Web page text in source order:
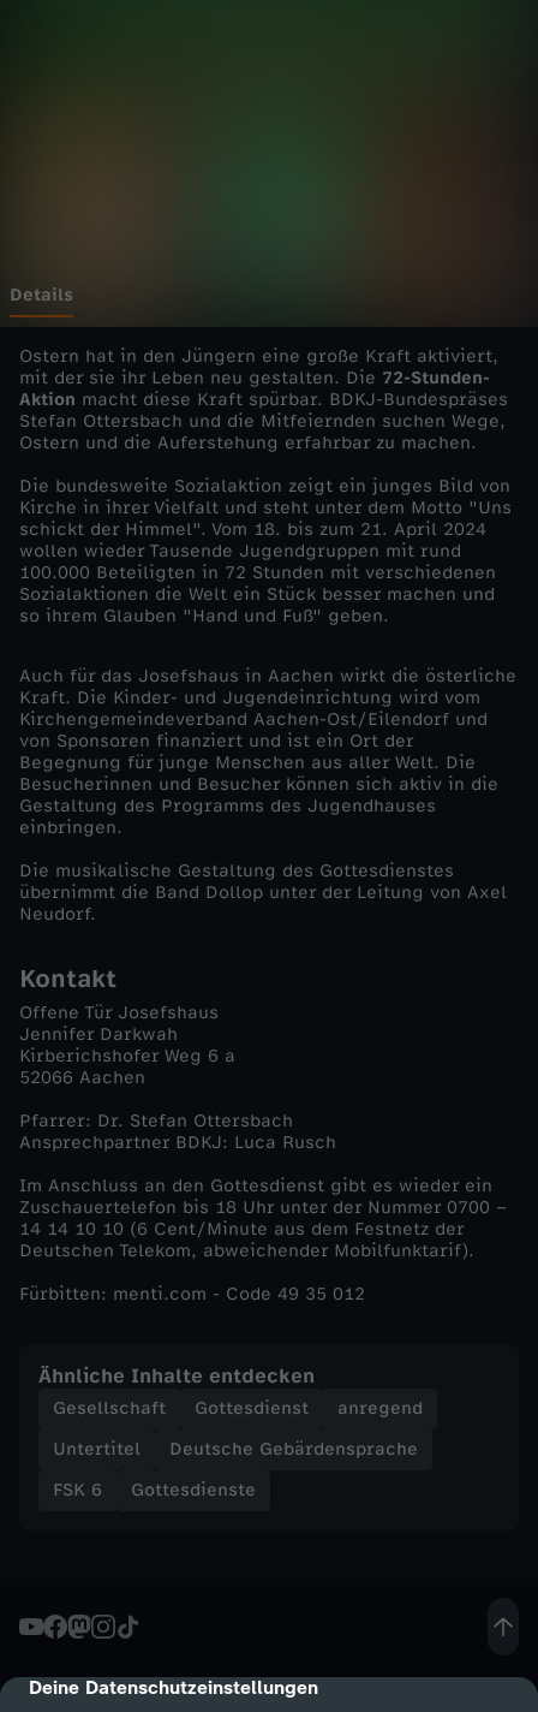
cmp-dialog-description
Deine Datenschutzeinstellungen
e
-
U
n
s
e
L
e
b
e
-
m
i
g
r
ß
e
r
a
Details
Ostern hat in den Jüngern eine große Kraft aktiviert,
mit der sie ihr Leben neu gestalten. Die 72-Stunden-
Aktion macht diese Kraft spürbar. BDKJ-Bundespräses
Stefan Ottersbach und die Mitfeiernden suchen Wege,
Ostern und die Auferstehung erfahrbar zu machen.
Die bundesweite Sozialaktion zeigt ein junges Bild von
Kirche in ihrer Vielfalt und steht unter dem Motto "Uns
schickt der Himmel". Vom 18. bis zum 21. April 2024
wollen wieder Tausende Jugendgruppen mit rund
100.000 Beteiligten in 72 Stunden mit verschiedenen
Sozialaktionen die Welt ein Stück besser machen und
so ihrem Glauben "Hand und Fuß" geben.
Auch für das Josefshaus in Aachen wirkt die österliche
Kraft. Die Kinder- und Jugendeinrichtung wird vom
Kirchengemeindeverband Aachen-Ost/Eilendorf und
von Sponsoren finanziert und ist ein Ort der
Begegnung für junge Menschen aus aller Welt. Die
Besucherinnen und Besucher können sich aktiv in die
Gestaltung des Programms des Jugendhauses
einbringen.
Die musikalische Gestaltung des Gottesdienstes
übernimmt die Band Dollop unter der Leitung von Axel
Neudorf.
Kontakt
Offene Tür Josefshaus
Jennifer Darkwah
Kirberichshofer Weg 6 a
52066 Aachen
Pfarrer: Dr. Stefan Ottersbach
Ansprechpartner BDKJ: Luca Rusch
Im Anschluss an den Gottesdienst gibt es wieder ein
Zuschauertelefon bis 18 Uhr unter der Nummer 0700 –
14 14 10 10 (6 Cent/Minute aus dem Festnetz der
Deutschen Telekom, abweichender Mobilfunktarif).
Fürbitten: menti.com - Code 49 35 012
Ähnliche Inhalte entdecken
Gesellschaft Gottesdienst
anregend
Untertitel
Deutsche Gebärdensprache
FSK 6
Gottesdienste